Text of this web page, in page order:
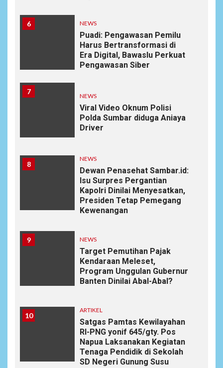
6 NEWS
Puadi: Pengawasan Pemilu
Harus Bertransformasi di
Era Digital, Bawaslu Perkuat
Pengawasan Siber
7
NEWS
Viral Video Oknum Polisi
Polda Sumbar diduga Aniaya
Driver
8
NEWS
Dewan Penasehat Sambar.id:
Isu Surpres Pergantian
Kapolri Dinilai Menyesatkan,
Presiden Tetap Pemegang
Kewenangan
9 NEWS
Target Pemutihan Pajak
Kendaraan Meleset,
Program Unggulan Gubernur
Banten Dinilai Abal-Abal?
10
ARTIKEL
Satgas Pamtas Kewilayahan
RI-PNG yonif 645/gty. Pos
Napua Laksanakan Kegiatan
Tenaga Pendidik di Sekolah
SD Negeri Gunung Susu